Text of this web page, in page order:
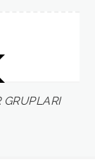
GRUPLARI